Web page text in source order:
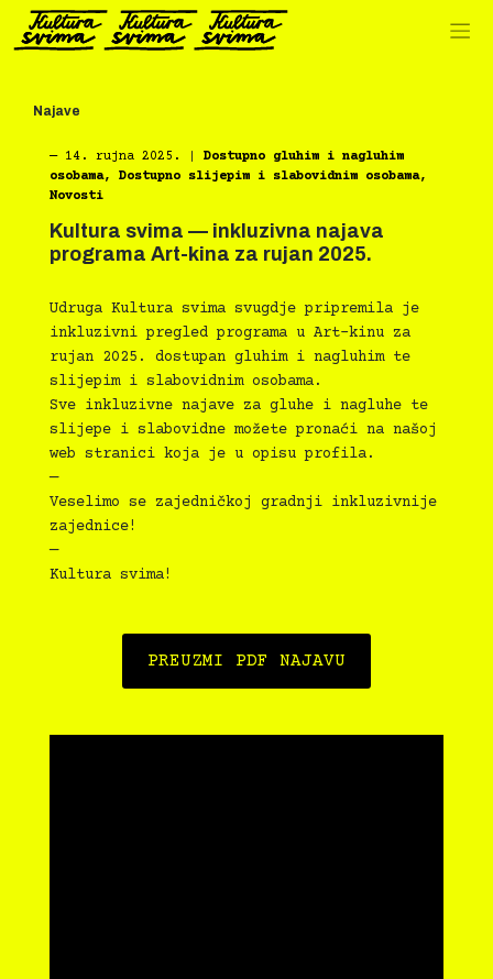
Preskoči
sadržaj
Najave
― 14. rujna 2025.
Dostupno gluhim i nagluhim
osobama, Dostupno slijepim i slabovidnim osobama,
Novosti
Kultura svima — inkluzivna najava
programa Art-kina za rujan 2025.
Udruga Kultura svima svugdje pripremila je
inkluzivni pregled programa u Art-kinu za
rujan 2025. dostupan gluhim i nagluhim te
slijepim i slabovidnim osobama.
Sve inkluzivne najave za gluhe i nagluhe te
slijepe i slabovidne možete pronaći na našoj
web stranici koja je u opisu profila.
—
Veselimo se zajedničkoj gradnji inkluzivnije
zajednice!
—
Kultura svima!
PREUZMI PDF NAJAVU